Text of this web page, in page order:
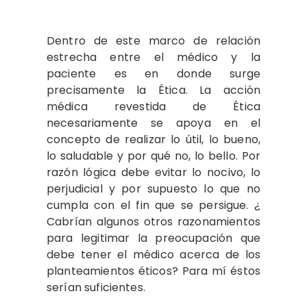
Dentro de este marco de relación
estrecha entre el médico y la
paciente es en donde surge
precisamente la Ética. La acción
médica revestida de Ética
necesariamente se apoya en el
concepto de realizar lo útil, lo bueno,
lo saludable y por qué no, lo bello. Por
razón lógica debe evitar lo nocivo, lo
perjudicial y por supuesto lo que no
cumpla con el fin que se persigue. ¿
Cabrían algunos otros razonamientos
para legitimar la preocupación que
debe tener el médico acerca de los
planteamientos éticos? Para mí éstos
serían suficientes.